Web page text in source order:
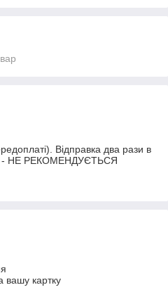
Відправка два рази в
- НЕ РЕКОМЕНДУЄТЬСЯ
вашу картку